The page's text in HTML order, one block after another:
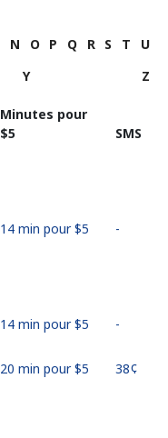
N O P Q R S T
U
Y Z
Minutes pour
⁦$5⁩
SMS
14 min pour ⁦$5⁩ -
14 min pour ⁦$5⁩ -
20 min pour ⁦$5⁩ ⁦38¢⁩